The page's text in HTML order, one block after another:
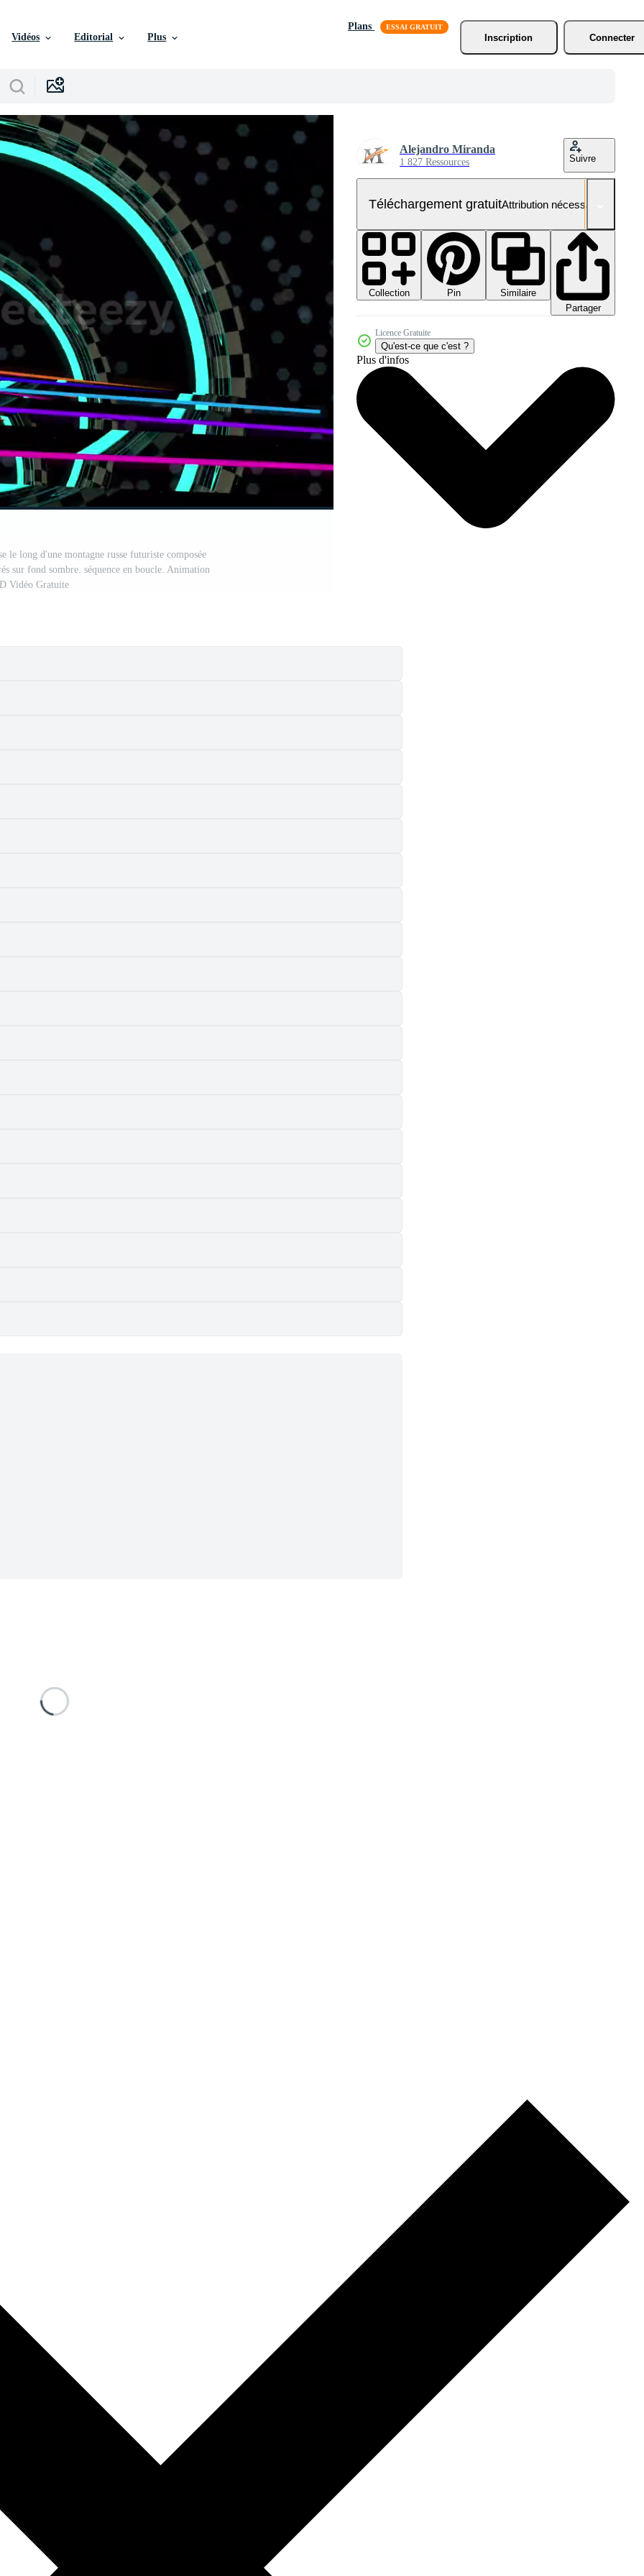
Vidéos Editorial Plus
Plans
Inscription
Connecter
le long d'une montagne russe futuriste composée
sur fond sombre. séquence en boucle. Animation
Vidéo Gratuite
Alejandro Miranda
1 827 Ressources Suivre
Téléchargement gratuitAttribution nécessaire
Collection Pin
Similaire
Partager
Licence Gratuite
Qu'est-ce que c'est ?
Plus d'infos